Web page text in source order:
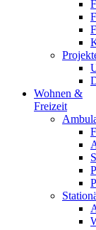
Wohnen &
Freizeit